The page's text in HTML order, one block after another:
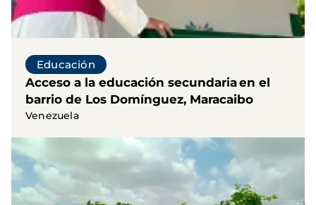
Educación
Acceso a la educación secundaria en el
barrio de Los Domínguez, Maracaibo
Venezuela